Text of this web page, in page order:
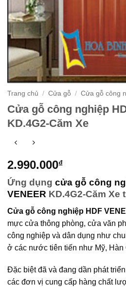
Trang chủ / Cửa gỗ / Cửa gỗ công
Cửa gỗ công nghiệp
KD.4G2-Căm Xe
2.990.000₫
Ứng dụng cửa gỗ công
VENEER KD.4G2-Căm Xe
Cửa gỗ công nghiệp HDF
mực cửa thông phòng, cửa văn
công nghiệp và dân dụng như
ở các nước tiên tiến như Mỹ,
Đặc biệt đã và đang dần phát
các đơn vị cung cấp hàng chất